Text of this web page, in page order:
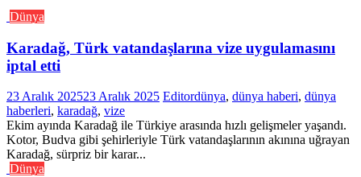
Dünya
Karadağ, Türk vatandaşlarına vize uygulamasını
iptal etti
23 Aralık 202523 Aralık 2025 Editordünya, dünya haberi, dünya
haberleri, karadağ, vize
Ekim ayında Karadağ ile Türkiye arasında hızlı gelişmeler yaşandı.
Kotor, Budva gibi şehirleriyle Türk vatandaşlarının akınına uğrayan
Karadağ, sürpriz bir karar...
Dünya